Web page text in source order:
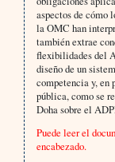
aspectos de cómo
la OMC han
también extrae
flexibilidades del
diseño de un
competencia y, en
pública, como se
Doha sobre el
Puede leer el
encabezado.